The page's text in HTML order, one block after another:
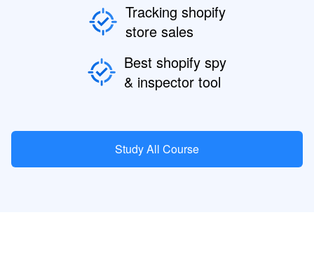
Tracking shopify
store sales
Best shopify spy
& inspector tool
Study All Course